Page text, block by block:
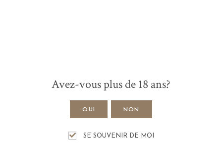
Avez-vous plus de 18 ans?
OUI NON
SE SOUVENIR DE MOI